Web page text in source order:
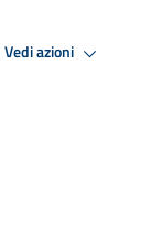
Vedi azioni